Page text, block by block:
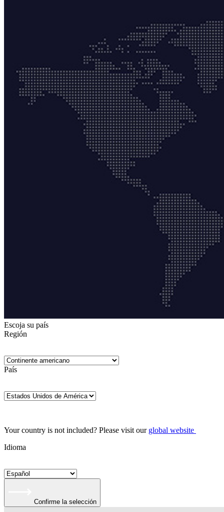
Escoja su país
Región
País
Your country is not included? Please visit our global website
Idioma
Confirme la selección